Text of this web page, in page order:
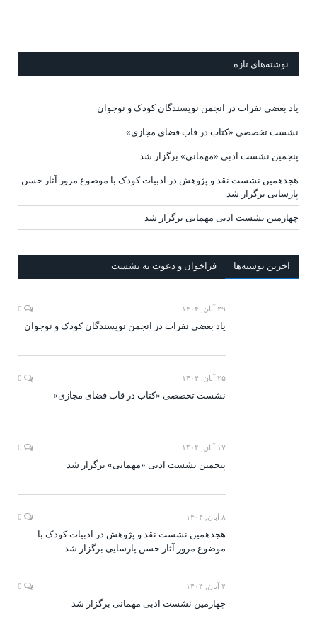
نوشته‌های تازه
یاد بعضی نفرات در انجمن نویسندگان کودک و نوجوان
نشست تخصصی «کتاب در قاب فضای مجازی»
پنجمین نشست ادبی «مهمانی» برگزار شد
هجدهمین نشست نقد و پژوهش در ادبیات کودک با موضوع مرور آثار حسن
پارسایی برگزار شد
چهارمین نشست ادبی مهمانی برگزار شد
آخرين‌ نوشته‌ها فراخوان و دعوت به نشست
۲۹ آبان, ۱۴۰۴
یاد بعضی نفرات در انجمن نویسندگان کودک و نوجوان
۲۵ آبان, ۱۴۰۴
نشست تخصصی «کتاب در قاب فضای مجازی»
۱۷ آبان, ۱۴۰۴
پنجمین نشست ادبی «مهمانی» برگزار شد
۸ آبان, ۱۴۰۴
هجدهمین نشست نقد و پژوهش در ادبیات کودک با
موضوع مرور آثار حسن پارسایی برگزار شد
۴ آبان, ۱۴۰۴
چهارمین نشست ادبی مهمانی برگزار شد